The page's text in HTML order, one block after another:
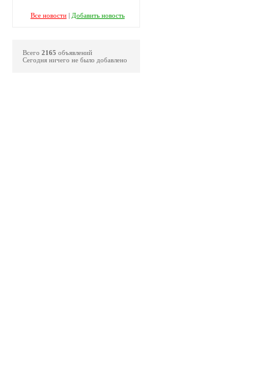
Все новости| Добавить новость
Всего 2165 объявлений
Сегодня ничего не было добавлено